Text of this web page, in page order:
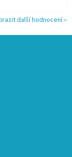
další hodnocení